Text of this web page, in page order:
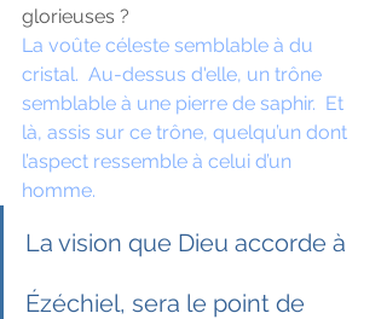
glorieuses ?
La voûte céleste semblable à du
cristal.  Au-dessus d'elle, un trône
semblable à une pierre de saphir.  Et
là, assis sur ce trône, quelqu’un dont
l’aspect ressemble à celui d’un
homme.
La vision que Dieu accorde à
Ézéchiel, sera le point de